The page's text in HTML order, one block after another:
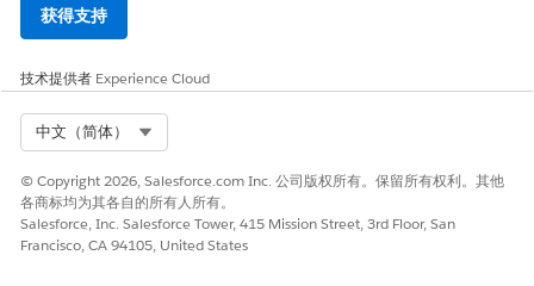
获得支持
技术提供者 Experience Cloud
中文（简体）
© Copyright 2026, Salesforce.com Inc. 公司版权所有。保留所有权利。其他
各商标均为其各自的所有人所有。
Salesforce, Inc. Salesforce Tower, 415 Mission Street, 3rd Floor, San
Francisco, CA 94105, United States